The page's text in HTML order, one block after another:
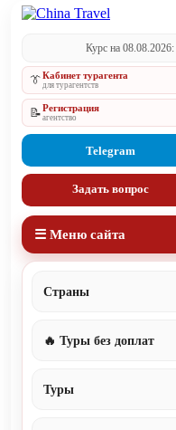
Курс на 08.08.2026:
👔Кабинет турагента
для турагентств
📝Регистрация
агентство
Telegram
Задать вопрос
☰ Меню сайта
Страны
🔥 Туры без доплат
Туры